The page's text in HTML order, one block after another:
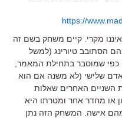
https://
מקרי. קיים משחק בשם זה
הסתובב טיורינג (למשל
קיימברידג' בשנות ה- 30). כפי שמוסבר בתחילת המאמר,
ואדם שלישי (לא משנה אם הוא
השניים האחרים שאלות
או מחדר אחר ומטרתו היא
אישה. המשחק הזה נתן